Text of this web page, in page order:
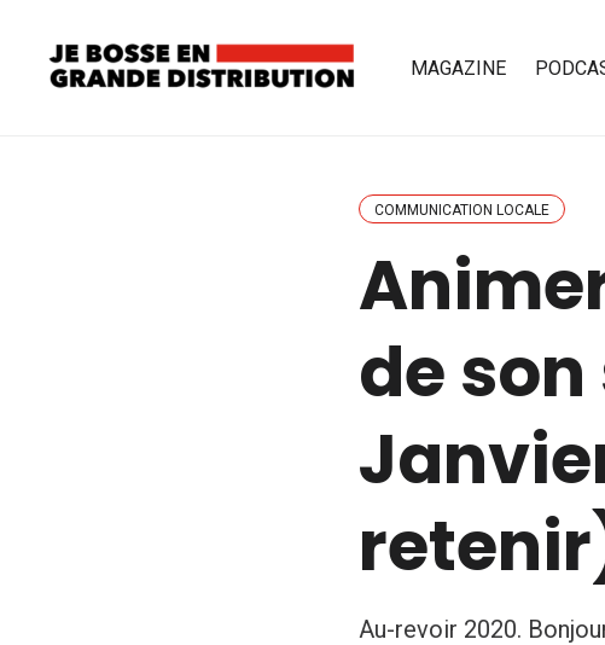
MAGAZINE
COMMUNICATION LOCALE
de
Au-revoir 2020.